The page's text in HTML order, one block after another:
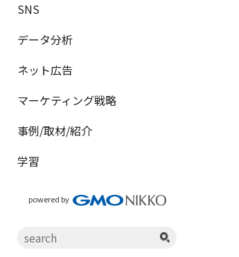
SNS
データ分析
ネット広告
マーケティング戦略
事例/取材/紹介
学習
powered by